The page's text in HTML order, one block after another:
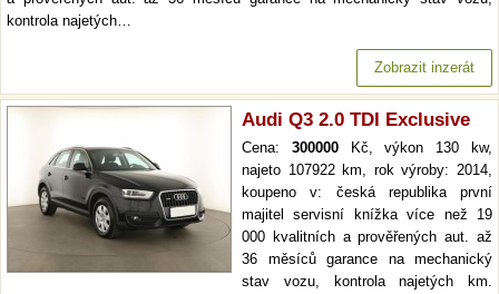
kontrola najetých…
Zobrazit inzerát
Audi Q3 2.0 TDI Exclusive
Cena: 300000Kč, výkon 130 kw,
najeto 107922 km, rok výroby: 2014,
koupeno v: česká republika první
majitel servisní knížka více než 19
000 kvalitních a prověřených aut. až
36 měsíců garance na mechanický
stav vozu, kontrola najetých km.